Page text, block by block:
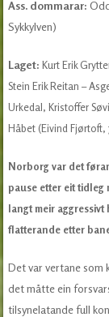
Ass. dommarar:
Sykkylven)
Laget: Kurt Erik
Stein Erik Reitan –
Urkedal, Kristoffer
Håbet (Eivind Fjørtoft,
Norborg var det
pause etter eit tidleg
langt meir
flatterande etter
Det var vertane
det måtte ein
tilsynelatande full